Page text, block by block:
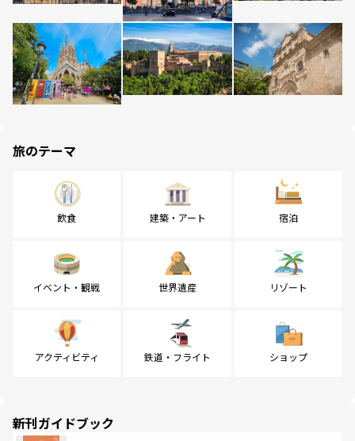
旅のテーマ
飲食 建築・アート 宿泊
イベント・観戦 世界遺産 リゾート
アクティビティ 鉄道・フライト ショップ
新刊ガイドブック